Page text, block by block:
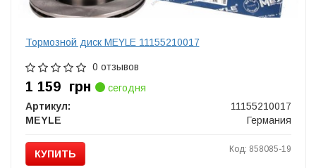
Тормозной диск MEYLE 11155210017
0 отзывов
1 159 грн
сегодня
Артикул:
11155210017
MEYLE
Германия
КУПИТЬ Код: 858085-19